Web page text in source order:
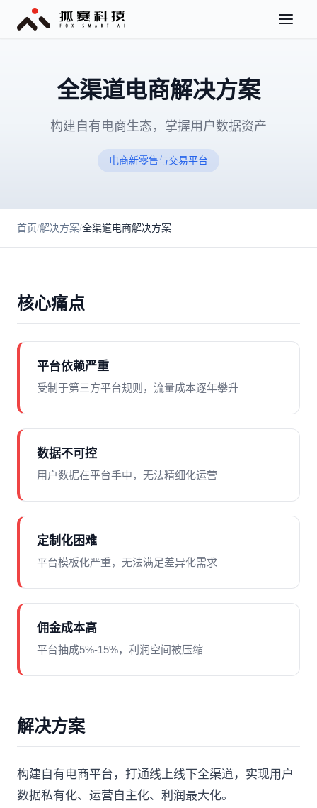
全渠道电商解决方案
构建自有电商生态，掌握用户数据资产
电商新零售与交易平台
首页/解决方案/全渠道电商解决方案
核心痛点
平台依赖严重
受制于第三方平台规则，流量成本逐年攀升
数据不可控
用户数据在平台手中，无法精细化运营
定制化困难
平台模板化严重，无法满足差异化需求
佣金成本高
平台抽成5%-15%，利润空间被压缩
解决方案
构建自有电商平台，打通线上线下全渠道，实现用户
数据私有化、运营自主化、利润最大化。